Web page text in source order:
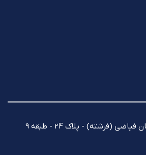
(فرشته) - پلاک 24 - طبقه 9